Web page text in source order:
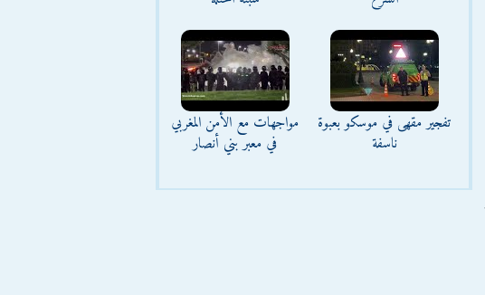
تفجير مقهى في موسكو بعبوة
ناسفة
مواجهات مع الأمن المغربي
في معبر بني أنصار